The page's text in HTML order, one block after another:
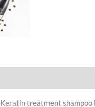
Keratin treatment